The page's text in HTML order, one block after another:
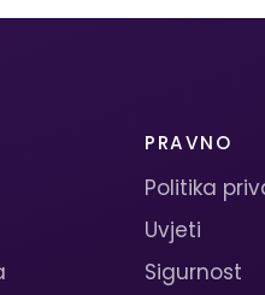
PRAVNO
Politika
Uvjeti
Sigurnost